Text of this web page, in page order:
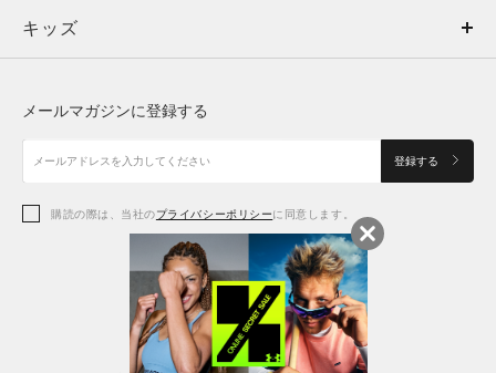
キッズ
アクセサリー
ボトムス
アクセサリー
トップス
シューズ
アクセサリー
レギンス＆タイツ
キッズ
シューズ
メールマガジンに登録する
登録する
購読の際は、当社のプライバシーポリシーに同意します。